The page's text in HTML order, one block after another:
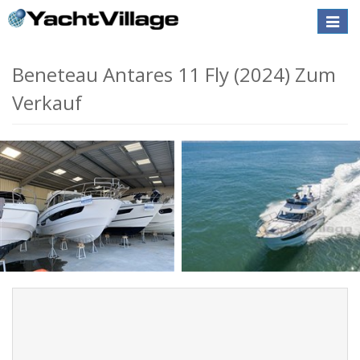
Toggle
Beneteau Antares 11 Fly (2024) Zum
Verkauf